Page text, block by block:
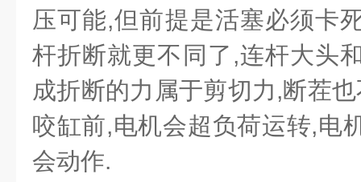
压可能,但前提是活塞必须卡
杆折断就更不同了,连杆大头
成折断的力属于剪切力,断茬
咬缸前,电机会超负荷运转,电
会动作.